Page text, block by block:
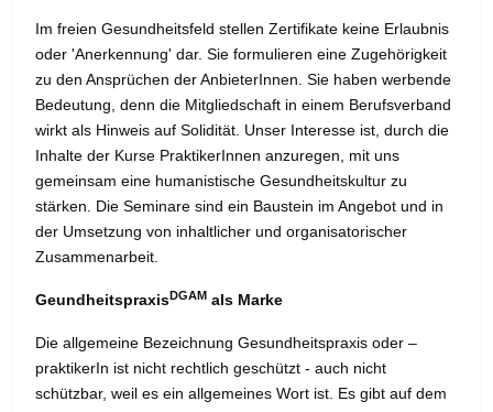
Im freien Gesundheitsfeld stellen Zertifikate keine Erlaubnis
oder 'Anerkennung' dar. Sie formulieren eine Zugehörigkeit
zu den Ansprüchen der AnbieterInnen. Sie haben werbende
Bedeutung, denn die Mitgliedschaft in einem Berufsverband
wirkt als Hinweis auf Solidität. Unser Interesse ist, durch die
Inhalte der Kurse PraktikerInnen anzuregen, mit uns
gemeinsam eine humanistische Gesundheitskultur zu
stärken. Die Seminare sind ein Baustein im Angebot und in
der Umsetzung von inhaltlicher und organisatorischer
Zusammenarbeit.
GeundheitspraxisDGAM als Marke
Die allgemeine Bezeichnung Gesundheitspraxis oder –
praktikerIn ist nicht rechtlich geschützt - auch nicht
schützbar, weil es ein allgemeines Wort ist. Es gibt auf dem